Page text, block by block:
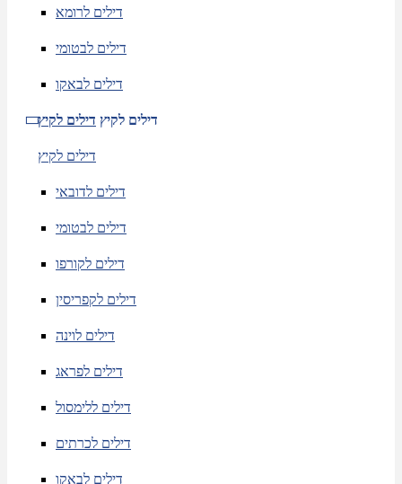
דילים לרומא
דילים לבטומי
דילים לבאקו
דילים לקיץ דילים לקיץ
דילים לקיץ
דילים לדובאי
דילים לבטומי
דילים לקורפו
דילים לקפריסין
דילים לוינה
דילים לפראג
דילים ללימסול
דילים לכרתים
דילים לבאקו